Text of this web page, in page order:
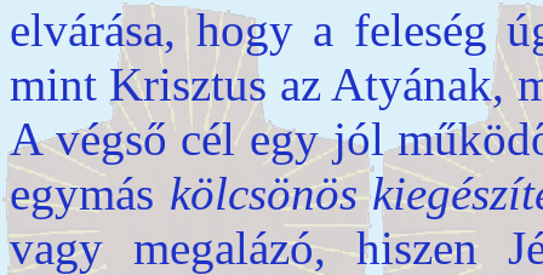
elvárása, hogy a feleség
mint Krisztus az Atyának,
A végső cél egy jól
egymás kölcsönös
vagy megalázó, hiszen